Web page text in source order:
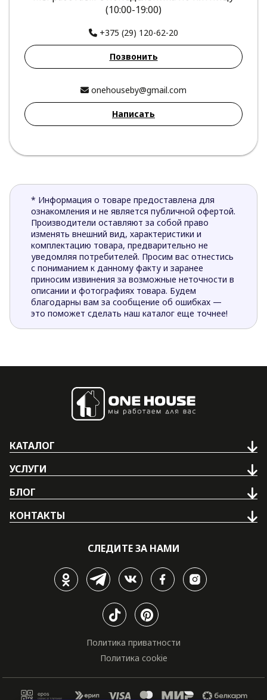
(10:00-19:00)
+375 (29) 120-62-20
Позвонить
onehouseby@gmail.com
Написать
* Информация о товаре предоставлена для
ознакомления и не является публичной офертой.
Производители оставляют за собой право
изменять внешний вид, характеристики и
комплектацию товара, предварительно не
уведомляя потребителей. Просим вас отнестись
с пониманием к данному факту и заранее
приносим извинения за возможные неточности в
описании и фотографиях товара. Будем
благодарны вам за сообщение об ошибках —
это поможет сделать наш каталог еще точнее!
КАТАЛОГ
УСЛУГИ
БЛОГ
КОНТАКТЫ
СЛЕДИТЕ ЗА НАМИ
Политика приватности
Политика cookie